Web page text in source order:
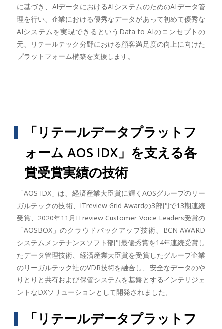
に基づき、AIデータにおけるAIシステムのためのAIデータ管
理を行い、企業における優秀なデータがあって初めて優秀な
AIシステムを実現できるというData to AIのコンセプトの
元、リテールテック分野における顧客満足度の向上に向けた
プラットフォーム構築を支援します。
「リテールデータプラットフ
ォーム AOS IDX」を支える各
賞受賞実績の技術
「AOS IDX」は、経済産業大臣賞に輝くAOSグループのリー
ガルテックの技術、ITreview Grid Awardの3部門で13期連続
受賞、2020年11月ITreview Customer Voice Leaders受賞の
「AOSBOX」のクラウドバックアップ技術、BCN AWARD
システムメンテナンスソフト部門最優秀賞を14年連続受賞し
たデータ管理技術、経済産業大臣賞を受賞したグループ企業
のリーガルテック社のVDR技術を融合し、安全なデータのや
りとりと共有および保管システムを基盤とするインテリジェ
ントなDXソリューションとして開発されました。
「リテールデータプラットフ